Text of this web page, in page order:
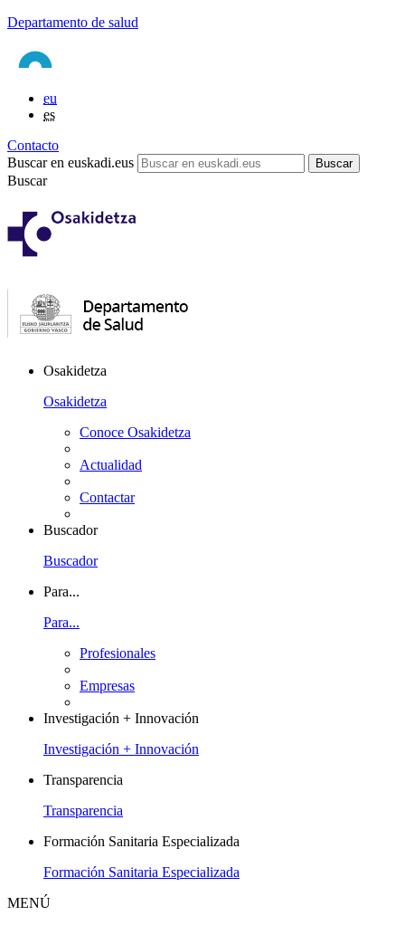
Departamento de salud
eu
es
Contacto
Buscar en euskadi.eus
Buscar
Osakidetza
Osakidetza
Conoce Osakidetza
Actualidad
Contactar
Buscador
Buscador
Para...
Para...
Profesionales
Empresas
Investigación + Innovación
Investigación + Innovación
Transparencia
Transparencia
Formación Sanitaria Especializada
Formación Sanitaria Especializada
MENÚ